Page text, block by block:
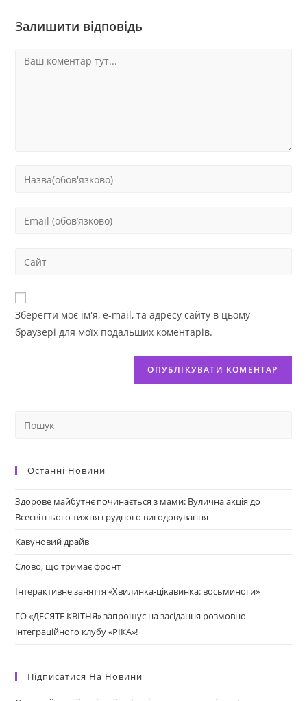
Залишити відповідь
Зберегти моє ім'я, e-mail, та адресу сайту в цьому
браузері для моїх подальших коментарів.
Останні Новини
Здорове майбутнє починається з мами: Вулична акція до
Всесвітнього тижня грудного вигодовування
Кавуновий драйв
Слово, що тримає фронт
Інтерактивне заняття «Хвилинка-цікавинка: восьминоги»
ГО «ДЕСЯТЕ КВІТНЯ» запрошує на засідання розмовно-
інтеграційного клубу «РІКА»!
Підписатися На Новини